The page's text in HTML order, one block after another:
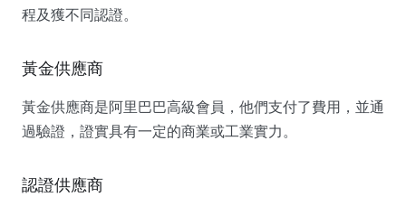
程及獲不同認證。
黃金供應商
黃金供應商是阿里巴巴高級會員，他們支付了費用，並通
過驗證，證實具有一定的商業或工業實力。
認證供應商